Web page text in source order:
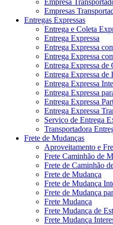
Empresa
Empresas
Entregas Expressas
Entrega e Coleta
Entrega Expressa
Entrega Expressa
Entrega Expressa
Entrega Expressa de
Entrega Expressa de
Entrega Expressa
Entrega Expressa
Entrega Expressa
Entrega Expressa
Serviço de Entrega
Transportadora
Frete de Mudanças
Aproveitamento e
Frete Caminhão de
Frete de Caminhão
Frete de Mudança
Frete de Mudança
Frete de Mudança
Frete Mudança
Frete Mudança de
Frete Mudança